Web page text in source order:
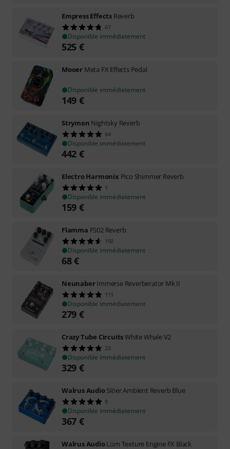
Empress Effects Reverb
67
Disponible immédiatement
525 €
Mooer Meta FX Effects Pedal
Disponible immédiatement
149 €
Strymon Nightsky Reverb
64
Disponible immédiatement
442 €
Electro Harmonix Pico Shimmer Reverb
1
Disponible immédiatement
159 €
Flamma FS02 Reverb
192
Disponible immédiatement
68€
NeunaberImmerse Reverberator Mk II
111
Disponible immédiatement
279 €
Crazy Tube CircuitsWhite Whale V2
23
Disponible immédiatement
329 €
Walrus AudioSlöer Ambient Reverb Blue
9
Disponible immédiatement
367 €
Walrus AudioLüm Texture Engine FX Black